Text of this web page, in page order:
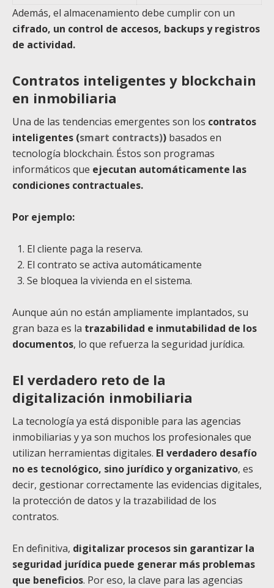
Además, el almacenamiento debe cumplir con un
cifrado, un control de accesos, backups y registros
de actividad.
Contratos inteligentes y blockchain
en inmobiliaria
Una de las tendencias emergentes son los contratos
inteligentes (smart contracts)) basados en
tecnología blockchain. Éstos son programas
informáticos que ejecutan automáticamente las
condiciones contractuales.
Por ejemplo:
El cliente paga la reserva.
El contrato se activa automáticamente
Se bloquea la vivienda en el sistema.
Aunque aún no están ampliamente implantados, su
gran baza es la trazabilidad e inmutabilidad de los
documentos, lo que refuerza la seguridad jurídica.
El verdadero reto de la
digitalización inmobiliaria
La tecnología ya está disponible para las agencias
inmobiliarias y ya son muchos los profesionales que
utilizan herramientas digitales. El verdadero desafío
no es tecnológico, sino jurídico y organizativo, es
decir, gestionar correctamente las evidencias digitales,
la protección de datos y la trazabilidad de los
contratos.
En definitiva, digitalizar procesos sin garantizar la
seguridad jurídica puede generar más problemas
que beneficios. Por eso, la clave para las agencias